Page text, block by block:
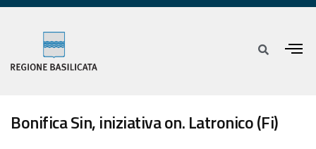
Bonifica Sin, iniziativa on. Latronico (Fi)